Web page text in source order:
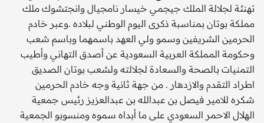
تهنئة لجلالة الملك جيجمي خيسار نامجيال وانجتشوك ملك
مملكة بوتان بمناسبة ذكرى اليوم الوطني لبلاده .وعبر خادم
الحرمين الشريفين وسمو ولي العهد باسمهما وباسم شعب
وحكومة المملكة العربية السعودية عن أصدق التهاني وأطيب
التمنيات بالصحة والسعادة لجلالته ولشعب بوتان الصديق
اطراد التقدم والازدهار . من جهة ثانية وجه خادم الحرمين
شكره للامير فيصل بن عبدالله بن عبدالعزيز رئيس جمعية
الهلال الاحمر السعودي على ما أبداه سموه ومنسوبو الجمعية